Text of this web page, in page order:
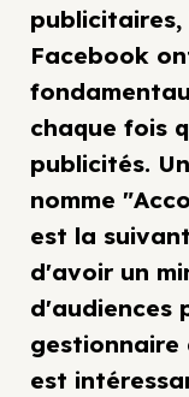
publicitaires,
Facebook
chaque fois
publicités.
nomme
est la
d'avoir un
d'audiences
gestionnaire
est